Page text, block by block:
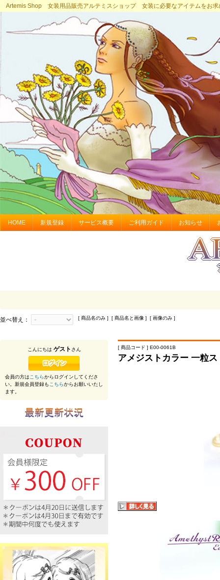
Artemis Shop 女装用品販売アルテミスショップ 女装に必要なアイテムをお求
HOME 新規登録 サービス概要 ご利用ガイド お知らせ
並べ替え： [ 商品名のみ ] [ 商品名と画像 ] [ 画像のみ ]
[ 商品コード ] E00-0061B
アメジストカラー 一粒
こんにちは ゲスト さん
会員の方はこちらからログインしてくださ
い。新規会員登録もこちらからお願いいたし
ます。